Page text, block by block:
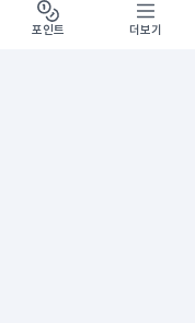
가공 없이 원본 그대로
쇼핑몰 구경하기
방문시 1G
포인트 더보기